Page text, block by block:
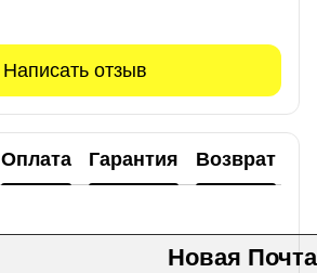
Написать отзыв
Оплата Гарантия Возврат
Новая Почта